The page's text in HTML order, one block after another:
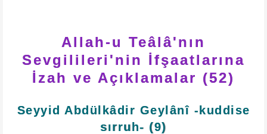
Allah-u Teâlâ'nın
Sevgilileri'nin İfşaatlarına
İzah ve Açıklamalar (52)
Seyyid Abdülkâdir Geylânî -kuddise
sırruh- (9)